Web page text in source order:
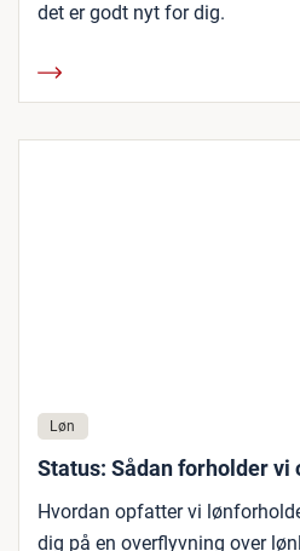
det er godt nyt for dig.
Løn
Status: Sådan forholder vi
Hvordan opfatter vi
dig på en overflyvning over